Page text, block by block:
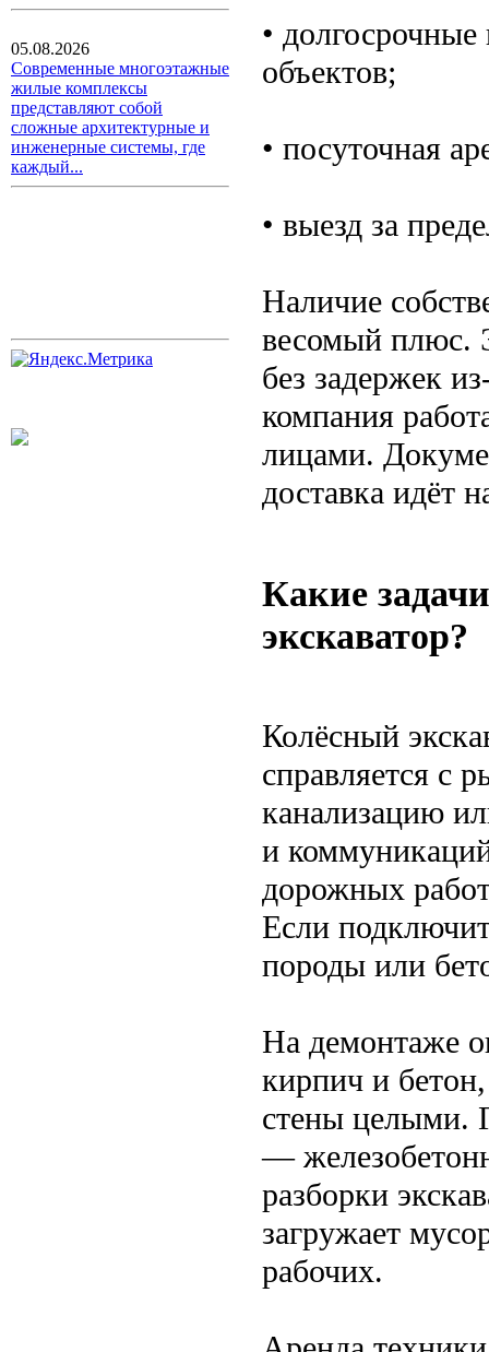
05.08.2026
Современные многоэтажные
жилые комплексы
представляют собой
сложные архитектурные и
инженерные системы, где
каждый...
•
объектов;
• посуточная
• выезд за
Наличие
весомый плюс.
без задержек
компания
лицами.
доставка идёт
Какие
экскаватор?
Колёсный
справляется с
канализацию
и
дорожных
Если
породы или
На демонтаже
кирпич и бетон,
стены целыми.
—
разборки
загружает
рабочих.